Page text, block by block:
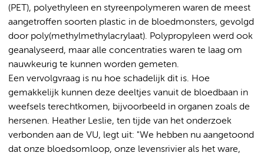
(PET), polyethyleen en styreenpolymeren waren de meest
aangetroffen soorten plastic in de bloedmonsters, gevolgd
door poly(methylmethylacrylaat). Polypropyleen werd ook
geanalyseerd, maar alle concentraties waren te laag om
nauwkeurig te kunnen worden gemeten.
Een vervolgvraag is nu hoe schadelijk dit is. Hoe
gemakkelijk kunnen deze deeltjes vanuit de bloedbaan in
weefsels terechtkomen, bijvoorbeeld in organen zoals de
hersenen. Heather Leslie, ten tijde van het onderzoek
verbonden aan de VU, legt uit: "We hebben nu aangetoond
dat onze bloedsomloop, onze levensrivier als het ware,